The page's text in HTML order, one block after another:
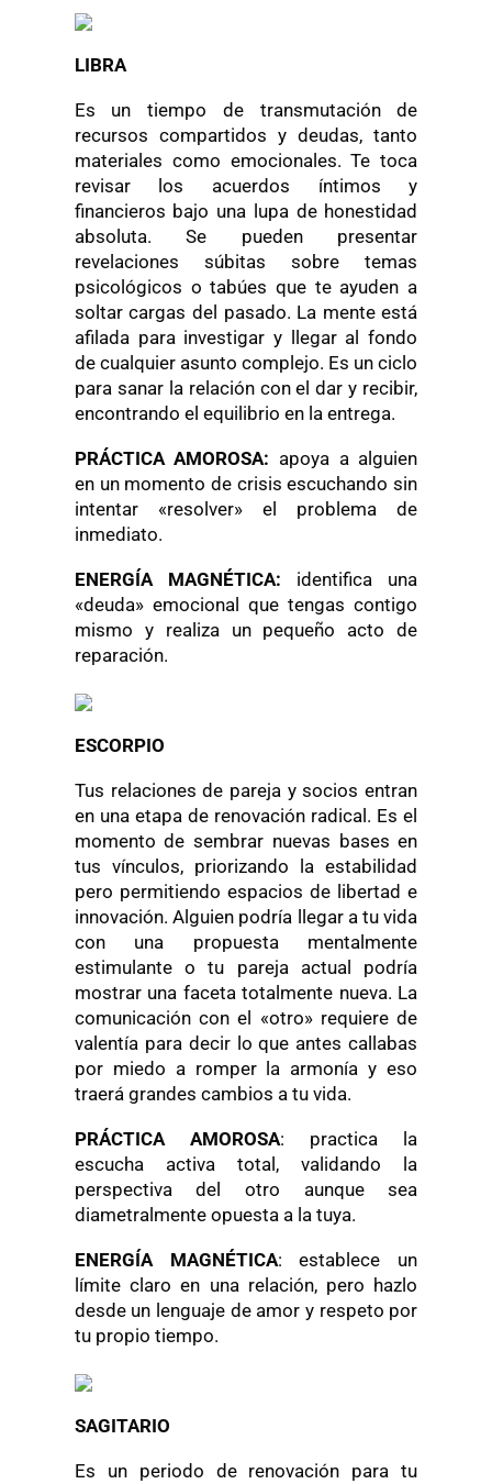
LIBRA
Es un tiempo de transmutación de
recursos compartidos y deudas, tanto
materiales como emocionales. Te toca
revisar los acuerdos íntimos y
financieros bajo una lupa de honestidad
absoluta. Se pueden presentar
revelaciones súbitas sobre temas
psicológicos o tabúes que te ayuden a
soltar cargas del pasado. La mente está
afilada para investigar y llegar al fondo
de cualquier asunto complejo. Es un ciclo
para sanar la relación con el dar y recibir,
encontrando el equilibrio en la entrega.
PRÁCTICA AMOROSA: apoya a alguien
en un momento de crisis escuchando sin
intentar «resolver» el problema de
inmediato.
ENERGÍA MAGNÉTICA: identifica una
«deuda» emocional que tengas contigo
mismo y realiza un pequeño acto de
reparación.
ESCORPIO
Tus relaciones de pareja y socios entran
en una etapa de renovación radical. Es el
momento de sembrar nuevas bases en
tus vínculos, priorizando la estabilidad
pero permitiendo espacios de libertad e
innovación. Alguien podría llegar a tu vida
con una propuesta mentalmente
estimulante o tu pareja actual podría
mostrar una faceta totalmente nueva. La
comunicación con el «otro» requiere de
valentía para decir lo que antes callabas
por miedo a romper la armonía y eso
traerá grandes cambios a tu vida.
PRÁCTICA AMOROSA: practica la
escucha activa total, validando la
perspectiva del otro aunque sea
diametralmente opuesta a la tuya.
ENERGÍA MAGNÉTICA: establece un
límite claro en una relación, pero hazlo
desde un lenguaje de amor y respeto por
tu propio tiempo.
SAGITARIO
Es un periodo de renovación para tu